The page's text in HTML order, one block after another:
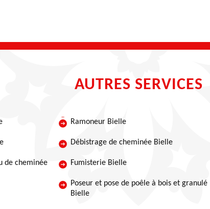
AUTRES SERVICES
de cheminée
Ramoneur Bielle
Débistrage de cheminée Bielle
Fumisterie Bielle
Poseur et pose de poêle à bois et granulé
Bielle